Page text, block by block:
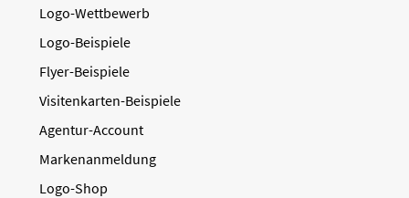
Logo-Wettbewerb
Logo-Beispiele
Flyer-Beispiele
Visitenkarten-Beispiele
Agentur-Account
Markenanmeldung
Logo-Shop